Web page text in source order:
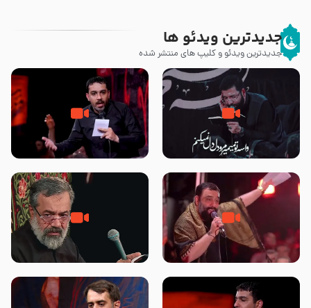
جدیدترین ویدئو ها
جدیدترین ویدئو و کلیپ های منتشر شده
مصداق کربلا – حاج حسین سیب
سرخی
شور ، حسینا! به‌ حق زهرا «أُنْظُرْ
إِلَینا» – عزاداری شب هفتم ماه
جانا جانا ابی عبدالله – کربلایی جواد
مقدم – شب هشتم محرم 1448 –
مادر منم مثل تو خمیدم – حاج
محمود کریمی – شهادت حضرت
هیئت رایة العباس علیه السلام